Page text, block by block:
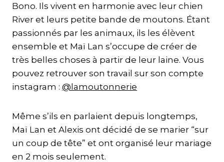
Bono. Ils vivent en harmonie avec leur chien
River et leurs petite bande de moutons. Étant
passionnés par les animaux, ils les élèvent
ensemble et Maï Lan s’occupe de créer de
très belles choses à partir de leur laine. Vous
pouvez retrouver son travail sur son compte
instagram : @lamoutonnerie
Même s’ils en parlaient depuis longtemps,
Maï Lan et Alexis ont décidé de se marier “sur
un coup de tête” et ont organisé leur mariage
en 2 mois seulement.